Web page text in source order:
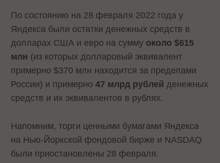
По состоянию на 28 февраля 2022 года у
Яндекса были остатки денежных средств в
долларах США и евро на сумму около $615
млн (из которых долларовый эквивалент
примерно $370 млн находится за пределами
России) и примерно47 млрд рублейденежных
средств и их эквивалентов в рублях.
Напомним, торги ценными бумагами Яндекса
на Нью-Йоркской фондовой бирже и NASDAQ
были приостановлены 28 февраля.